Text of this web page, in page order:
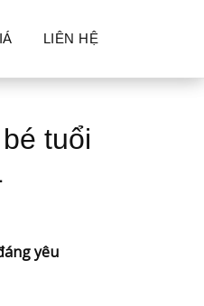
LIÊN HỆ
tuổi
yêu